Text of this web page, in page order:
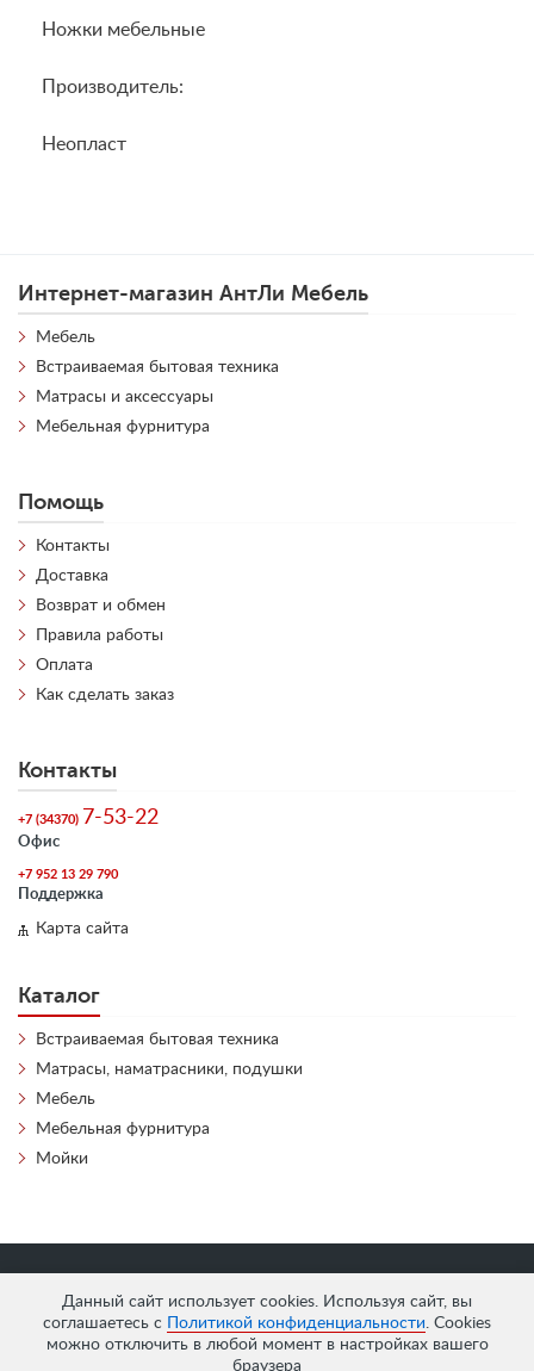
Данный сайт использует cookies. Используя сайт, вы
соглашаетесь с
Политикой конфиденциальности. Cookies
можно отключить в любой момент в настройках вашего
браузера
Ножки мебельные
Производитель:
Неопласт
Интернет-магазин АнтЛи Мебель
Мебель
Встраиваемая бытовая техника
Матрасы и аксессуары
Мебельная фурнитура
Помощь
Контакты
Доставка
Возврат и обмен
Правила работы
Оплата
Как сделать заказ
Контакты
+7 (34370) 7-53-22
Офис
+7 952 13 29 790
Поддержка
Карта сайта
Каталог
Встраиваемая бытовая техника
Матрасы, наматрасники, подушки
Мебель
Мебельная фурнитура
Мойки